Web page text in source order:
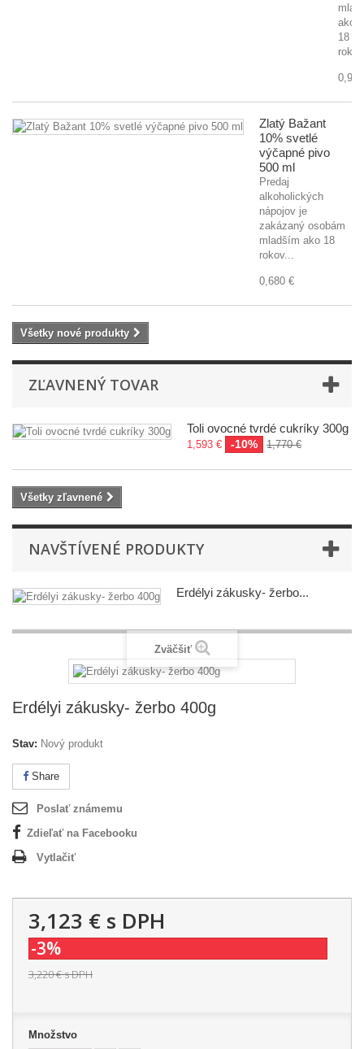
ako
18
Zlatý Bažant
10% svetlé
výčapné pivo
500 ml
Predaj
alkoholických
nápojov je
zakázaný osobám
mladším ako 18
rokov...
0,680 €
Všetky nové produkty
ZĽAVNENÝ TOVAR
Toli ovocné tvrdé cukríky 300g
1,593 € -10% 1,770 €
Všetky zľavnené
NAVŠTÍVENÉ PRODUKTY
Erdélyi zákusky- žerbo...
Zväčšiť
Erdélyi zákusky- žerbo 400g
Stav: Nový produkt
Share
Poslať známemu
Zdieľať na Facebooku
Vytlačiť
3,123 € s DPH
-3%
3,220 €s DPH
Množstvo